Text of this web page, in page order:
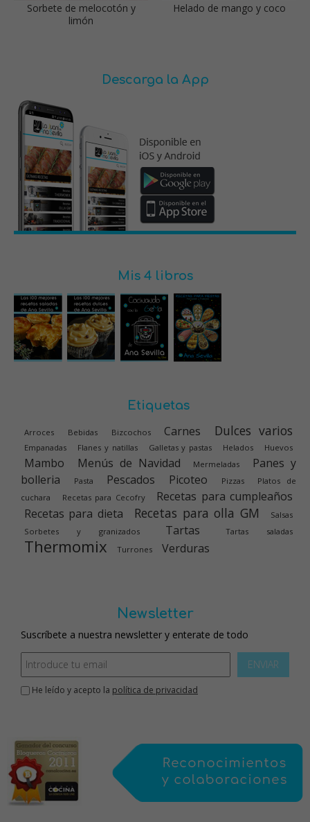
Sorbete de melocotón y
limón
Helado de mango y coco
Descarga la App
Mis 4 libros
Etiquetas
Arroces Bebidas Bizcochos Carnes Dulces varios
Empanadas Flanes y natillas Galletas y pastas Helados Huevos
Mambo Menús de Navidad Mermeladas
Panes y
bolleria
Pasta Pescados Picoteo Pizzas
Platos de
cuchara
Recetas para Cecofry
Recetas para cumpleaños
Recetas para dieta
Recetas para olla GM
Salsas
Sorbetes y granizados
Tartas Tartas saladas
Thermomix Turrones Verduras
Newsletter
Suscríbete a nuestra newsletter y enterate de todo
ENVIAR
He leído y acepto la política de privacidad